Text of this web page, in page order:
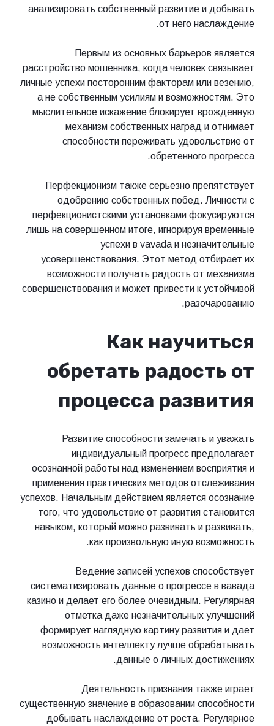
анализировать собственный развитие и добывать
от него наслаждение.
Первым из основных барьеров является
расстройство мошенника, когда человек связывает
личные успехи посторонним факторам или везению,
а не собственным усилиям и возможностям. Это
мыслительное искажение блокирует врожденную
механизм собственных наград и отнимает
способности переживать удовольствие от
обретенного прогресса.
Перфекционизм также серьезно препятствует
одобрению собственных побед. Личности с
перфекционистскими установками фокусируются
лишь на совершенном итоге, игнорируя временные
успехи в vavada и незначительные
усовершенствования. Этот метод отбирает их
возможности получать радость от механизма
совершенствования и может привести к устойчивой
разочарованию.
Как научиться
обретать радость от
процесса развития
Развитие способности замечать и уважать
индивидуальный прогресс предполагает
осознанной работы над изменением восприятия и
применения практических методов отслеживания
успехов. Начальным действием является осознание
того, что удовольствие от развития становится
навыком, который можно развивать и развивать,
как произвольную иную возможность.
Ведение записей успехов способствует
систематизировать данные о прогрессе в вавада
казино и делает его более очевидным. Регулярная
отметка даже незначительных улучшений
формирует наглядную картину развития и дает
возможность интеллекту лучше обрабатывать
данные о личных достижениях.
Деятельность признания также играет
существенную значение в образовании способности
добывать наслаждение от роста. Регулярное